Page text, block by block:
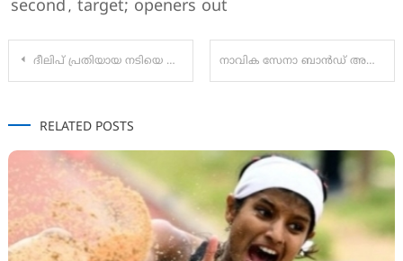
second , target; openers out
Post
ദീലിപ് പ്രതിയായ നടിയെ ആക്രമിച്ച കേസ്; വിധി ഡിസംബർ എട്ടിന് നാവിക സേനാ ബാൻഡ് അവതരിപ്പിക്കുന്ന സംഗീത വിരുന്ന് തിരുവനന്തപുരത്തെ നിശാഗന്ധിയിൽ :
RELATED POSTS